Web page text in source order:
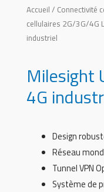
Accueil / Connectivité
cellulaires 2G/3G/4G
industriel
Milesight
4G
Design
Réseau
Tunnel VPN
Système de